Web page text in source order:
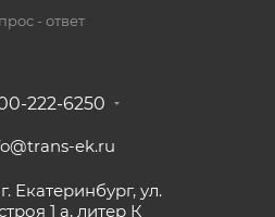
- ответ
222-6250
ek.ru
Екатеринбург, ул.
1 а, литер К